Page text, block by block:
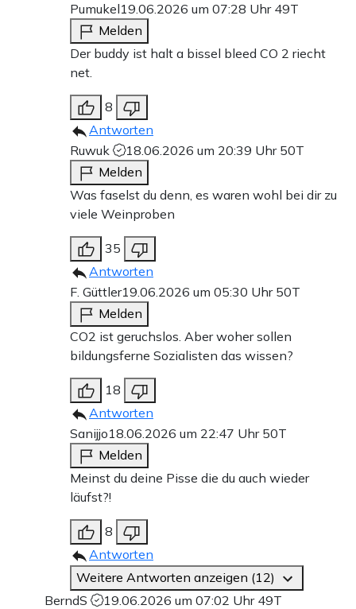
Pumukel19.06.2026 um 07:28 Uhr 49T
Melden
Der buddy ist halt a bissel bleed CO 2 riecht
net.
8
Antworten
Ruwuk
18.06.2026 um 20:39 Uhr 50T
Melden
Was faselst du denn, es waren wohl bei dir zu
viele Weinproben
35
Antworten
F. Güttler19.06.2026 um 05:30 Uhr 50T
Melden
CO2 ist geruchslos. Aber woher sollen
bildungsferne Sozialisten das wissen?
18
Antworten
Sanijjo18.06.2026 um 22:47 Uhr 50T
Melden
Meinst du deine Pisse die du auch wieder
läufst?!
8
Antworten
Weitere Antworten anzeigen (12)
BerndS
19.06.2026 um 07:02 Uhr 49T